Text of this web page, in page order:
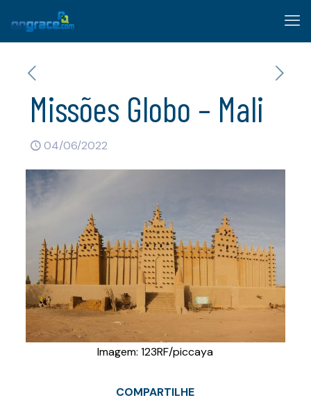
Missões Globo – Mali
04/06/2022
Imagem: 123RF/piccaya
COMPARTILHE